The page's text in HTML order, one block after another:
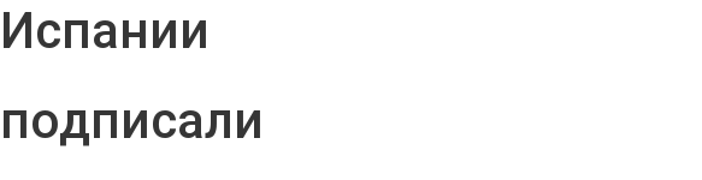
Испании
подписали